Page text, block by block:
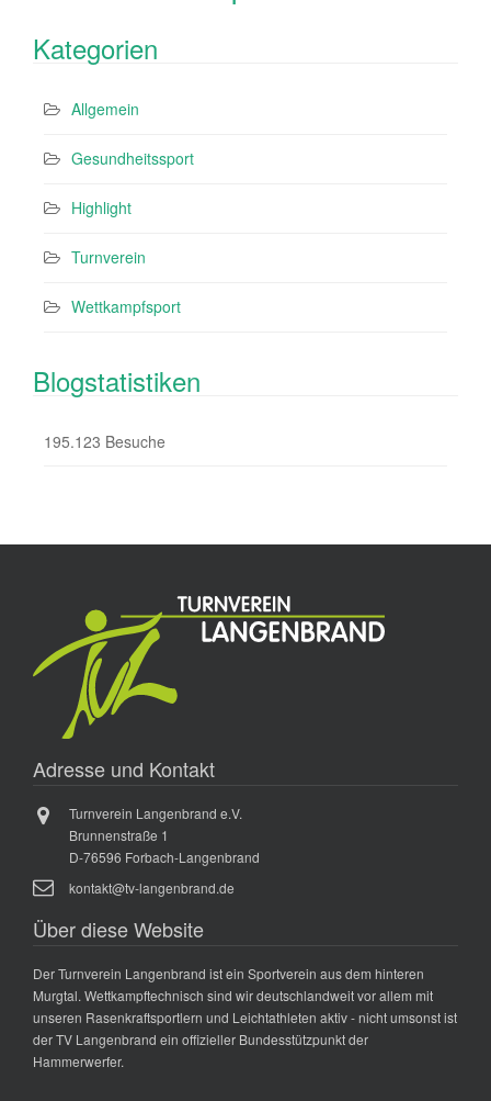
Kategorien
Allgemein
Gesundheitssport
Highlight
Turnverein
Wettkampfsport
Blogstatistiken
195.123 Besuche
Adresse und Kontakt
Turnverein Langenbrand e.V.
Brunnenstraße 1
D-76596 Forbach-Langenbrand
kontakt@tv-langenbrand.de
Über diese Website
Der Turnverein Langenbrand ist ein Sportverein aus dem hinteren
Murgtal. Wettkampftechnisch sind wir deutschlandweit vor allem mit
unseren Rasenkraftsportlern und Leichtathleten aktiv - nicht umsonst ist
der TV Langenbrand ein offizieller Bundesstützpunkt der
Hammerwerfer.